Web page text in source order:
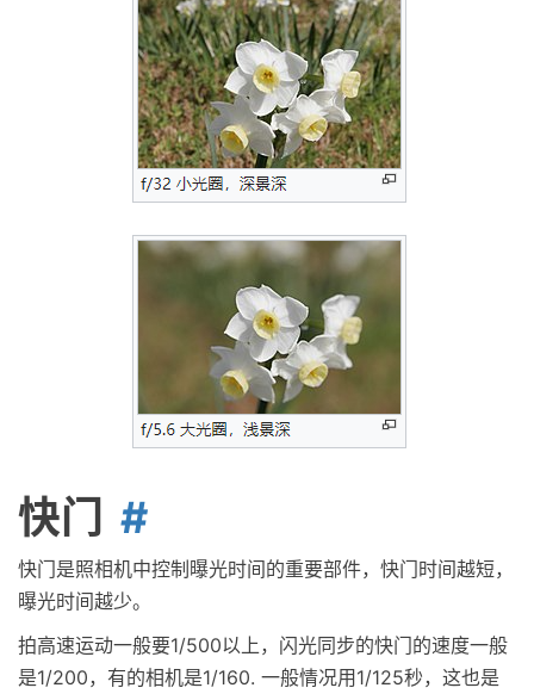
快门
快门是照相机中控制曝光时间的重要部件，快门时间越短，
曝光时间越少。
拍高速运动一般要1/500以上，闪光同步的快门的速度一般
是1/200，有的相机是1/160. 一般情况用1/125秒，这也是